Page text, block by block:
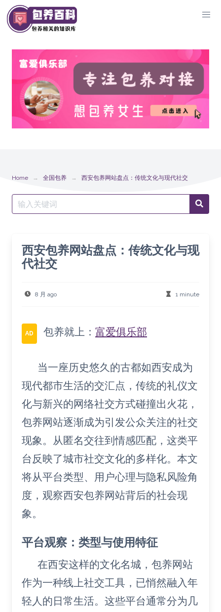
Skip
to
content
Home 全国包养 西安包养网站盘点：传统文化与现代社交
Search
for:
西安包养网站盘点：传统文化与现
代社交
8 月 ago 1 minute
AD 包养就上： 富爱俱乐部
当一座历史悠久的古都如西安成为
现代都市生活的交汇点，传统的礼仪文
化与新兴的网络社交方式碰撞出火花，
包养网站逐渐成为引发公众关注的社交
现象。从匿名交往到情感匹配，这类平
台反映了城市社交文化的多样化。本文
将从平台类型、用户心理与隐私风险角
度，观察西安包养网站背后的社会现
象。
平台观察：类型与使用特征
在西安这样的文化名城，包养网站
作为一种线上社交工具，已悄然融入年
轻人的日常生活。这些平台通常分为几